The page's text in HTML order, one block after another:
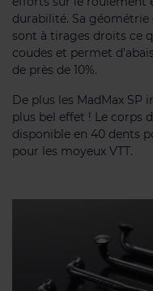
durabilité. Sa géométrie
sont à tirages droits ce
coudes et permet
de près de 10%.
De plus les MadMax
plus bel effet ! Le corps
disponible en 40 dents
pour les moyeux VTT.